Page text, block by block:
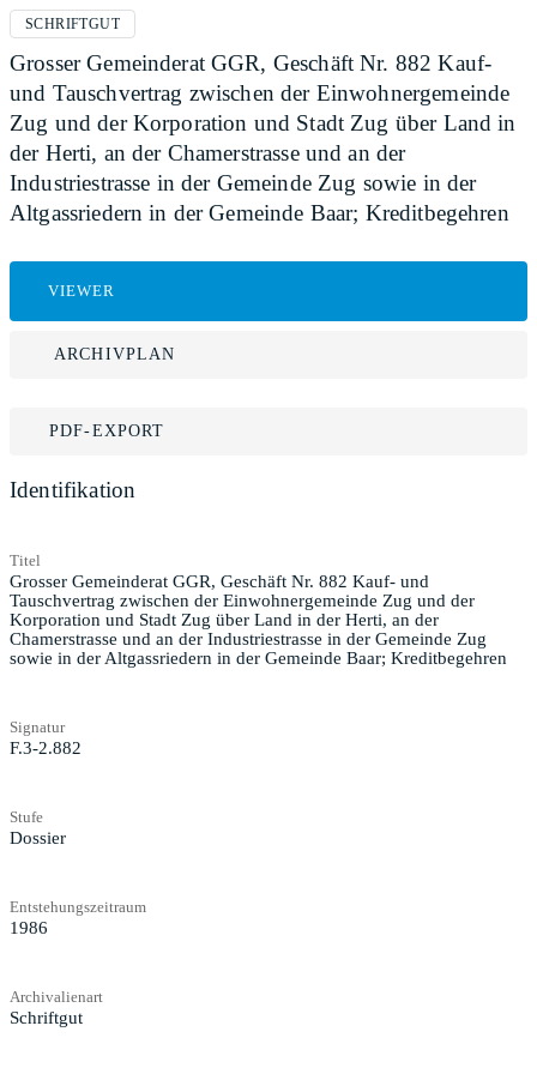
SCHRIFTGUT
Grosser Gemeinderat GGR, Geschäft Nr. 882 Kauf-
und Tauschvertrag zwischen der Einwohnergemeinde
Zug und der Korporation und Stadt Zug über Land in
der Herti, an der Chamerstrasse und an der
Industriestrasse in der Gemeinde Zug sowie in der
Altgassriedern in der Gemeinde Baar; Kreditbegehren
VIEWER
ARCHIVPLAN
PDF-EXPORT
Identifikation
Titel
Grosser Gemeinderat GGR, Geschäft Nr. 882 Kauf- und
Tauschvertrag zwischen der Einwohnergemeinde Zug und der
Korporation und Stadt Zug über Land in der Herti, an der
Chamerstrasse und an der Industriestrasse in der Gemeinde Zug
sowie in der Altgassriedern in der Gemeinde Baar; Kreditbegehren
Signatur
F.3-2.882
Stufe
Dossier
Entstehungszeitraum
1986
Archivalienart
Schriftgut